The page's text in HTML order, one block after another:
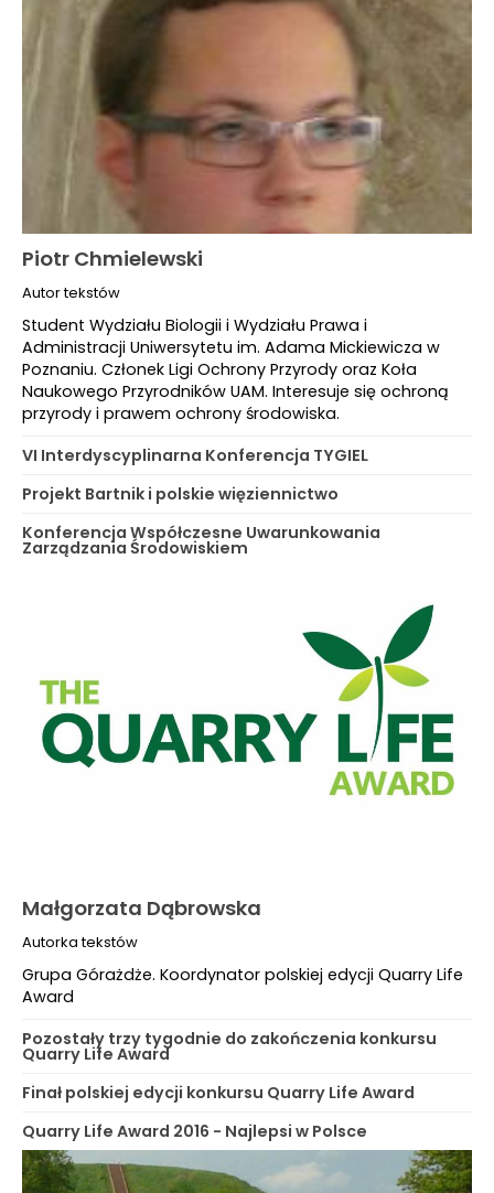
Piotr Chmielewski
Autor tekstów
Student Wydziału Biologii i Wydziału Prawa i
Administracji Uniwersytetu im. Adama Mickiewicza w
Poznaniu. Członek Ligi Ochrony Przyrody oraz Koła
Naukowego Przyrodników UAM. Interesuje się ochroną
przyrody i prawem ochrony środowiska.
VI Interdyscyplinarna Konferencja TYGIEL
Projekt Bartnik i polskie więziennictwo
Konferencja Współczesne Uwarunkowania
Zarządzania Środowiskiem
Małgorzata Dąbrowska
Autorka tekstów
Grupa Górażdże. Koordynator polskiej edycji Quarry Life
Award
Pozostały trzy tygodnie do zakończenia konkursu
Quarry Life Award
Finał polskiej edycji konkursu Quarry Life Award
Quarry Life Award 2016 - Najlepsi w Polsce